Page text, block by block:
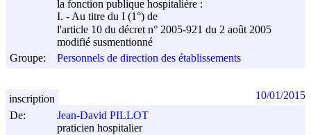
la fonction publique hospitalière :
I. - Au titre du I (1°) de
l'article 10 du décret n° 2005-921 du 2 août 2005
modifié susmentionné
Groupe:
Personnels de direction des établissements
De:
Jean-David PILLOT
praticien hospitalier
inscription 10/01/2015